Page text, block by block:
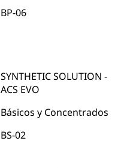
BP-06
SYNTHETIC SOLUTION -
ACS EVO
Básicos y Concentrados
BS-02